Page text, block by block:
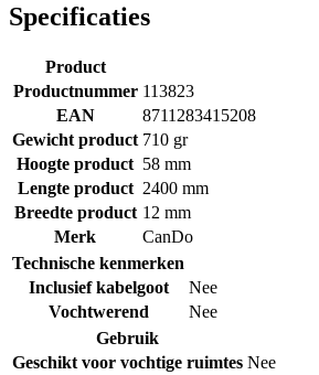
Specificaties
Product
Productnummer 113823
EAN
8711283415208
Gewicht product 710 gr
Hoogte product 58 mm
Lengte product 2400 mm
Breedte product 12 mm
Merk
CanDo
Technische kenmerken
Inclusief kabelgoot
Nee
Vochtwerend
Nee
Gebruik
Geschikt voor vochtige ruimtes Nee